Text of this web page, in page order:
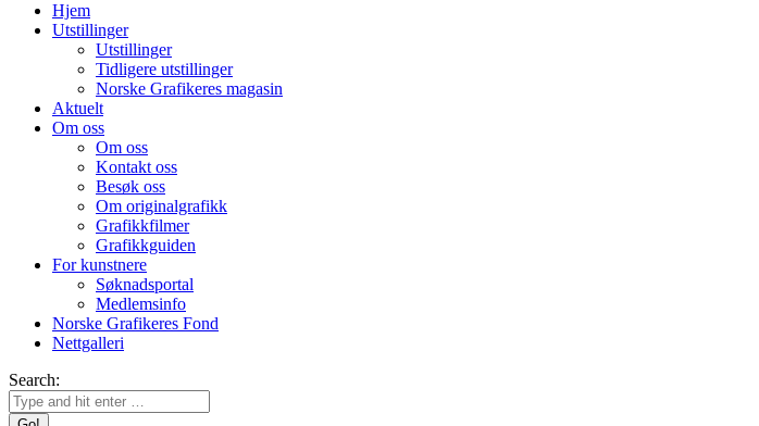
Hjem
Utstillinger
Utstillinger
Tidligere utstillinger
Norske Grafikeres magasin
Aktuelt
Om oss
Om oss
Kontakt oss
Besøk oss
Om originalgrafikk
Grafikkfilmer
Grafikkguiden
For kunstnere
Søknadsportal
Medlemsinfo
Norske Grafikeres Fond
Nettgalleri
Search: